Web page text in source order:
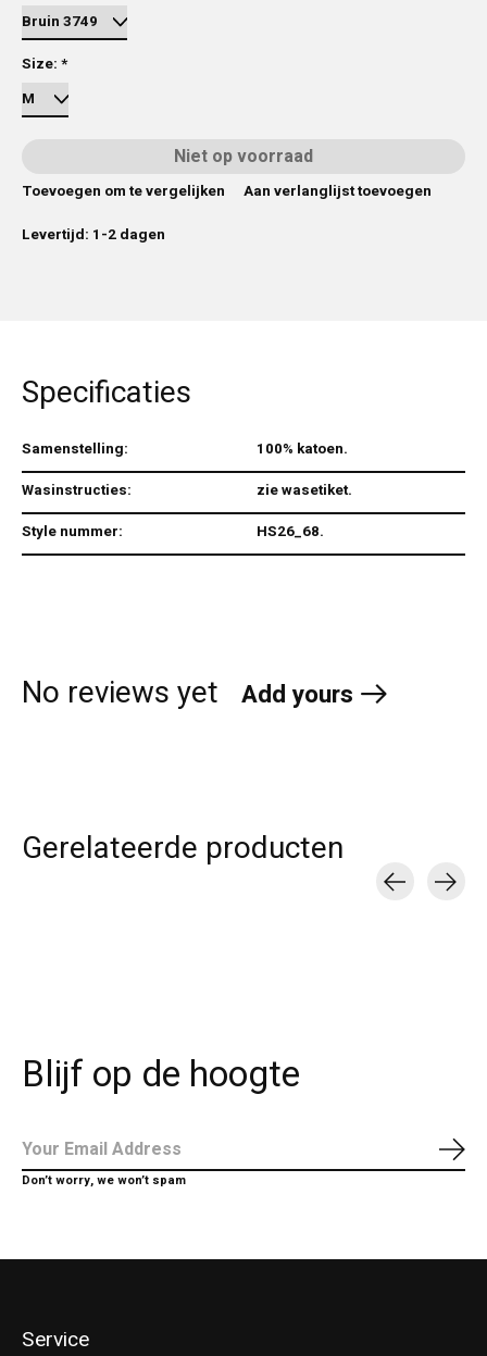
Size: *
Niet op voorraad
Toevoegen om te vergelijken
Aan verlanglijst toevoegen
Levertijd: 1-2 dagen
Specificaties
Samenstelling:
100% katoen.
Wasinstructies:
zie wasetiket.
Style nummer:
HS26_68.
No reviews yet Add yours
Gerelateerde producten
Blijf op de hoogte
Don’t worry, we won’t spam
Service